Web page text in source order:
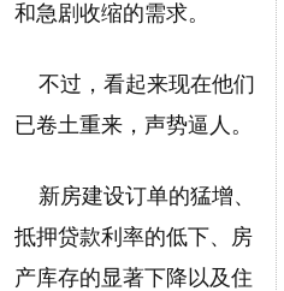
和急剧收缩的需求。
不过，看起来现在他们
已卷土重来，声势逼人。
新房建设订单的猛增、
抵押贷款利率的低下、房
产库存的显著下降以及住